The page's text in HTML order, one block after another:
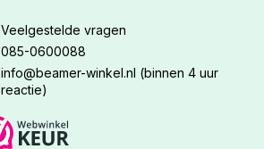
Veelgestelde vragen
085-0600088
info@beamer-winkel.nl (binnen 4 uur
reactie)